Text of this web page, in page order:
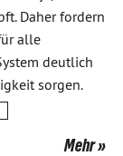
Daher fordern
alle
deutlich
sorgen.
Mehr